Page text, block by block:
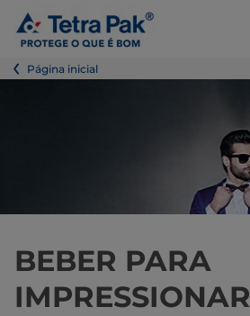
Página inicial
BEBER PARA
IMPRESSIONAR